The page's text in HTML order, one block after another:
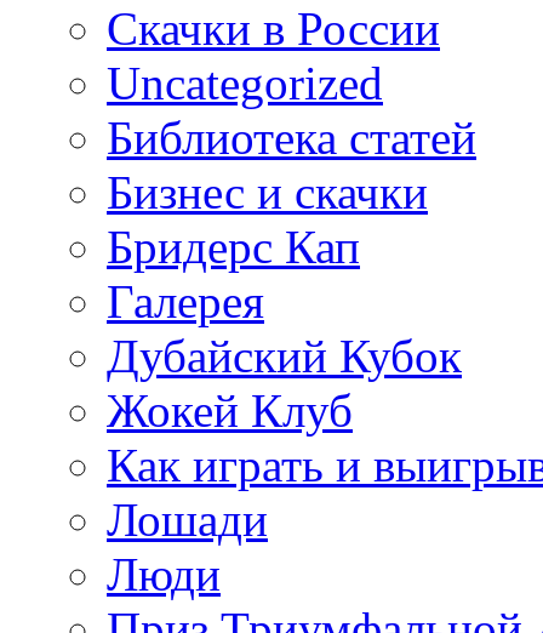
Cкачки в России
Uncategorized
Библиотека статей
Бизнес и скачки
Бридерс Кап
Галерея
Дубайский Кубок
Жокей Клуб
Как играть и
Лошади
Люди